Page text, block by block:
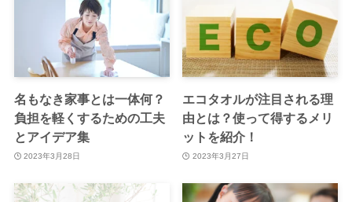
名もなき家事とは一体何？
負担を軽くするための工夫
とアイデア集
2023年3月28日
エコタオルが注目される理
由とは？使って得するメリ
ットを紹介！
2023年3月27日